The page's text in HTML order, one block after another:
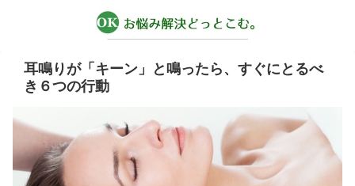
耳鳴りが「キーン」と鳴ったら、すぐにとるべ
き６つの行動